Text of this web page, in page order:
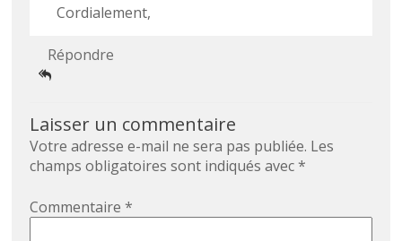
Cordialement,
Répondre
Laisser un commentaire
Votre adresse e-mail ne sera pas publiée. Les
champs obligatoires sont indiqués avec*
Commentaire*